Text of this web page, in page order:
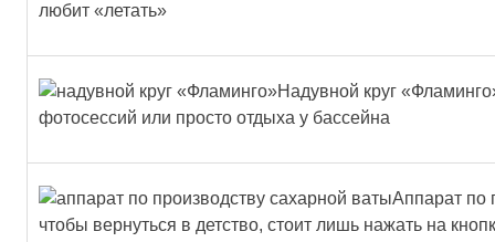
любит «летать»
Надувной круг
фотосессий или просто отдыха у бассейна
Аппарат по
чтобы вернуться в детство, стоит лишь нажать на